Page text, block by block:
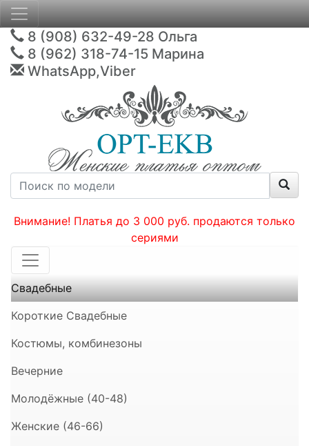
8 (908) 632-49-28 Ольга
8 (962) 318-74-15 Марина
WhatsApp,Viber
Внимание! Платья до 3 000 руб. продаются только
сериями
Свадебные
Короткие Свадебные
Костюмы, комбинезоны
Вечерние
Молодёжные (40-48)
Женские (46-66)